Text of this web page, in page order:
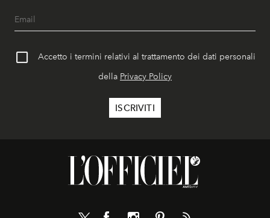
Accetto i termini relativi al trattamento dei dati personali
della Privacy Policy